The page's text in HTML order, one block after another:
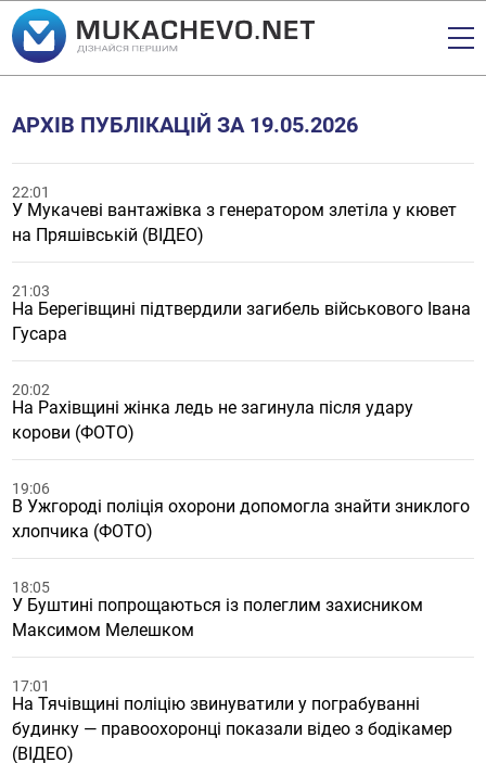
АРХІВ ПУБЛІКАЦІЙ ЗА 19.05.2026
22:01
У Мукачеві вантажівка з генератором злетіла у кювет
на Пряшівській (ВІДЕО)
21:03
На Берегівщині підтвердили загибель військового Івана
Гусара
20:02
На Рахівщині жінка ледь не загинула після удару
корови (ФОТО)
19:06
В Ужгороді поліція охорони допомогла знайти зниклого
хлопчика (ФОТО)
18:05
У Буштині попрощаються із полеглим захисником
Максимом Мелешком
17:01
На Тячівщині поліцію звинуватили у пограбуванні
будинку — правоохоронці показали відео з бодікамер
(ВІДЕО)